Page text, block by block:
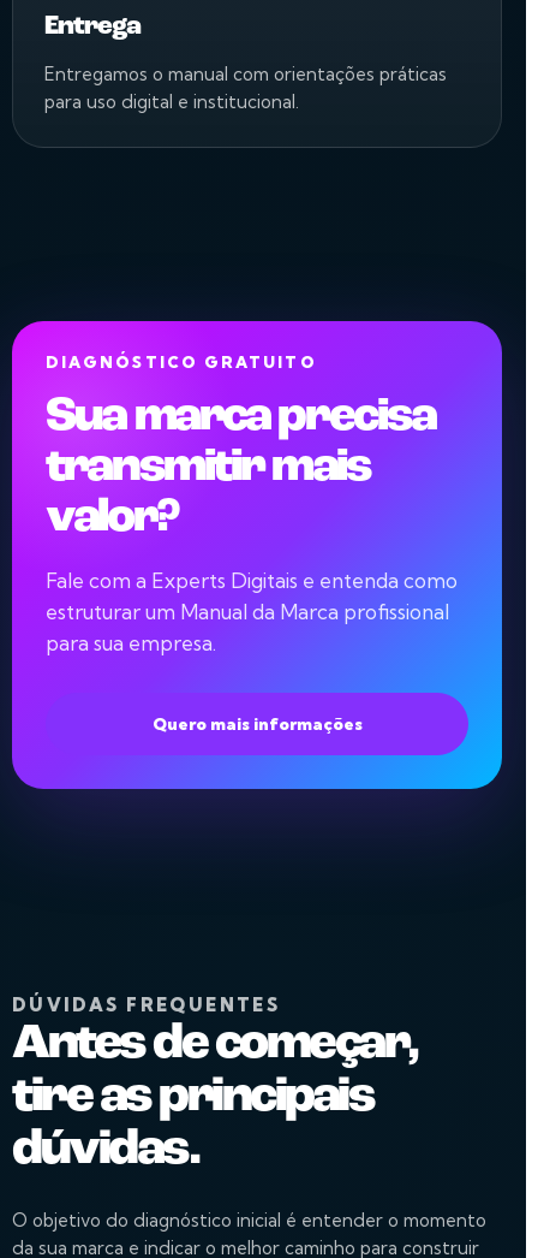
Entrega
Entregamos o manual com orientações práticas
para uso digital e institucional.
DIAGNÓSTICO GRATUITO
Sua marca precisa
transmitir mais
valor?
Fale com a Experts Digitais e entenda como
estruturar um Manual da Marca profissional
para sua empresa.
Quero mais informações
DÚVIDAS FREQUENTES
Antes de começar,
tire as principais
dúvidas.
O objetivo do diagnóstico inicial é entender o momento
da sua marca e indicar o melhor caminho para construir